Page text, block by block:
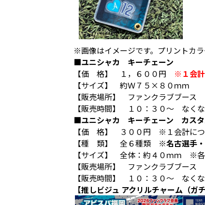
※画像はイメージです。プリントカ
■ユニシャカ キーチェーン
【価 格】 １，６００円 ※１会
【サイズ】 約Ｗ７５×８０ｍｍ
【販売場所】 ファンクラブブース
【販売時間】 １０：３０～ なく
■ユニシャカ キーチェーン カスタ
【価 格】 ３００円 ※１会計につ
【種 類】 全６種類 ※名古選手・
【サイズ】 全体：約４０ｍｍ ※各
【販売場所】 ファンクラブブース
【販売時間】 １０：３０～ なく
【推しビジュ アクリルチャーム（ガ